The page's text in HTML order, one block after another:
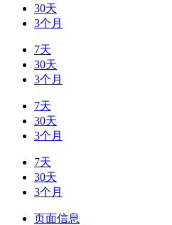
30天
3个月
7天
30天
3个月
7天
30天
3个月
7天
30天
3个月
页面信息